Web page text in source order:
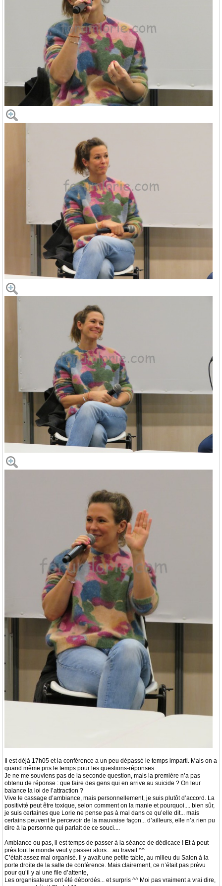
Il est déjà 17h05 et la conférence a un peu dépassé le temps imparti. Mais on a
quand même pris le temps pour les questions-réponses.
Je ne me souviens pas de la seconde question, mais la première n’a pas
obtenu de réponse : que faire des gens qui en arrive au suicide ? On leur
balance la loi de l’attraction ?
Vive le cassage d’ambiance, mais personnellement, je suis plutôt d’accord. La
positivité peut être toxique, selon comment on la manie et pourquoi.... bien sûr,
je suis certaines que Lorie ne pense pas à mal dans ce qu’elle dit... mais
certains peuvent le percevoir de la mauvaise façon... d’ailleurs, elle n’a rien pu
dire à la personne qui parlait de ce souci....
Ambiance ou pas, il est temps de passer à la séance de dédicace ! Et à peut
près tout le monde veut y passer alors... au travail ^^
C’était assez mal organisé. Il y avait une petite table, au milieu du Salon à la
porte droite de la salle de conférence. Mais clairement, ce n’était pas prévu
pour qu’il y ai une file d’attente,
Les organisateurs ont été débordés... et surpris ^^ Moi pas vraiment a vrai dire,